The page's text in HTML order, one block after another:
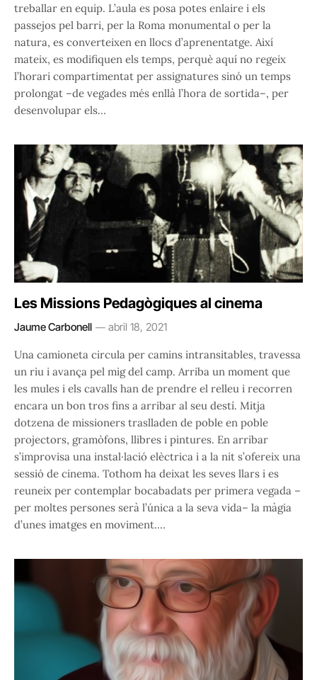
treballar en equip. L’aula es posa potes enlaire i els
passejos pel barri, per la Roma monumental o per la
natura, es converteixen en llocs d’aprenentatge. Així
mateix, es modifiquen els temps, perquè aquí no regeix
l’horari compartimentat per assignatures sinó un temps
prolongat –de vegades més enllà l’hora de sortida–, per
desenvolupar els…
Les Missions Pedagògiques al cinema
Jaume Carbonell abril 18, 2021
Una camioneta circula per camins intransitables, travessa
un riu i avança pel mig del camp. Arriba un moment que
les mules i els cavalls han de prendre el relleu i recorren
encara un bon tros fins a arribar al seu destí. Mitja
dotzena de missioners traslladen de poble en poble
projectors, gramòfons, llibres i pintures. En arribar
s’improvisa una instal·lació elèctrica i a la nit s’ofereix una
sessió de cinema. Tothom ha deixat les seves llars i es
reuneix per contemplar bocabadats per primera vegada –
per moltes persones serà l’única a la seva vida– la màgia
d’unes imatges en moviment.…